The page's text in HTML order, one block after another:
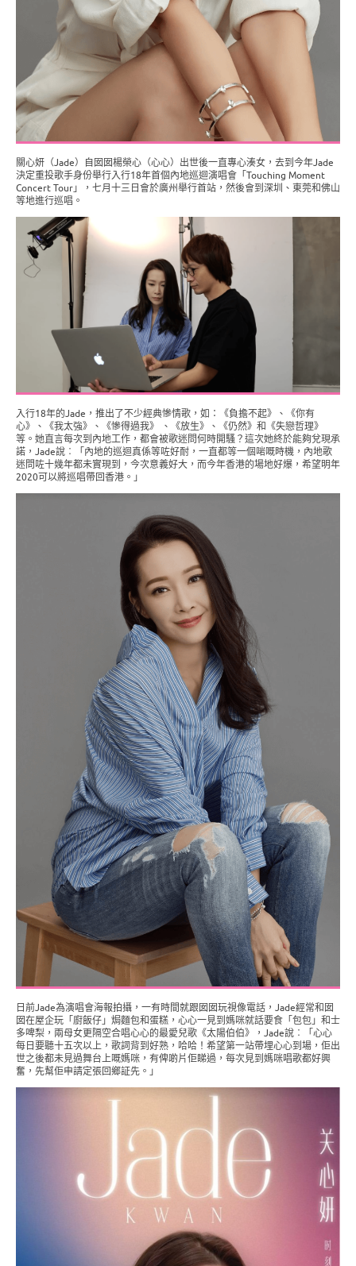
關心妍（Jade）自囡囡楊榮心（心心）出世後一直專心湊女，去到今年Jade
決定重投歌手身份舉行入行18年首個內地巡迴演唱會「Touching Moment
Concert Tour」，七月十三日會於廣州舉行首站，然後會到深圳、東莞和佛山
等地進行巡唱。
入行18年的Jade，推出了不少經典慘情歌，如：《負擔不起》、《你有
心》、《我太強》、《慘得過我》 、《放生》、《仍然》和《失戀哲理》
等。她直言每次到內地工作，都會被歌迷問何時開騷？這次她終於能夠兌現承
諾，Jade說︰「內地的巡迴真係等咗好耐，一直都等一個啱嘅時機，內地歌
迷問咗十幾年都未實現到，今次意義好大，而今年香港的場地好爆，希望明年
2020可以將巡唱帶回香港。」
日前Jade為演唱會海報拍攝，一有時間就跟囡囡玩視像電話，Jade經常和囡
囡在屋企玩「廚飯仔」焗麵包和蛋糕，心心一見到媽咪就話要食「包包」和士
多啤梨，兩母女更隔空合唱心心的最愛兒歌《太陽伯伯》，Jade說︰「心心
每日要聽十五次以上，歌詞背到好熟，哈哈！希望第一站帶埋心心到場，佢出
世之後都未見過舞台上嘅媽咪，有俾啲片佢睇過，每次見到媽咪唱歌都好興
奮，先幫佢申請定張回鄉証先。」